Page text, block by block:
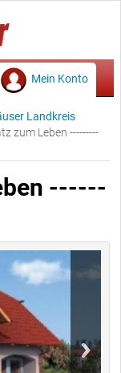
Mein Konto
Landkreis
zum Leben ---------
------